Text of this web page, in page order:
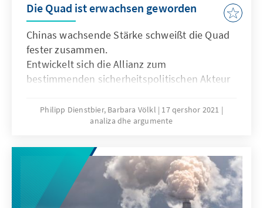
Die Quad ist erwachsen geworden
Chinas wachsende Stärke schweißt die Quad
fester zusammen.
Entwickelt sich die Allianz zum
bestimmenden sicherheitspolitischen Akteur
Philipp Dienstbier, Barbara Völkl
17 qershor 2021
analiza dhe argumente